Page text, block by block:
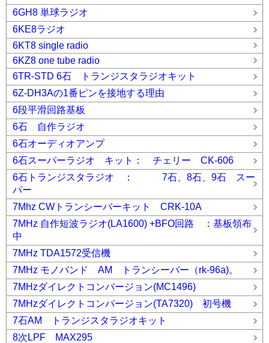
6GH8 単球ラジオ
6KE8ラジオ
6KT8 single radio
6KZ8 one tube radio
6TR-STD 6石 トランジスタラジオキット
6Z-DH3Aの1番ピンを接地する理由
6段平滑回路基板
6石 自作ラジオ
6石オーディオアンプ
6石スーパーラジオ キット： チェリー CK-606
6石トランジスタラジオ ： 7石、8石、9石 スー
パー
7Mhz CWトランシーバーキット CRK-10A
7MHz 自作短波ラジオ(LA1600) +BFO回路 ：基板領布
中
7MHz TDA1572受信機
7MHz モノバンド AM トランシーバー（rk-96a)。
7MHzダイレクトコンバージョン(MC1496)
7MHzダイレクトコンバージョン(TA7320) 初号機
7石AM トランジスタラジオキット
8次LPF MAX295